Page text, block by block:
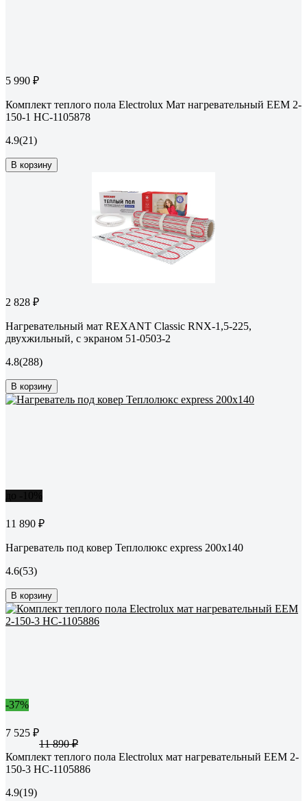
5 990 ₽
Комплект теплого пола Electrolux Мат нагревательный EEM 2-
150-1 НС-1105878
4.9(21)
В корзину
2 828 ₽
Нагревательный мат REXANT Classic RNX-1,5-225,
двухжильный, с экраном 51-0503-2
4.8(288)
В корзину
11 890 ₽
Нагреватель под ковер Теплолюкс express 200х140
4.6(53)
В корзину
-37%
7 525 ₽
11 890 ₽
Комплект теплого пола Electrolux мат нагревательный EEM 2-
150-3 НС-1105886
4.9(19)